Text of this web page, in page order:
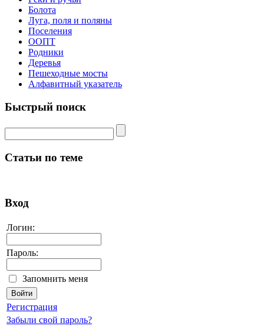
Болота
Луга, поля и поляны
Поселения
ООПТ
Родники
Деревья
Пешеходные мосты
Алфавитный указатель
Быстрый поиск
Статьи по теме
Вход
Логин:
Пароль:
Запомнить меня
Регистрация
Забыли свой пароль?